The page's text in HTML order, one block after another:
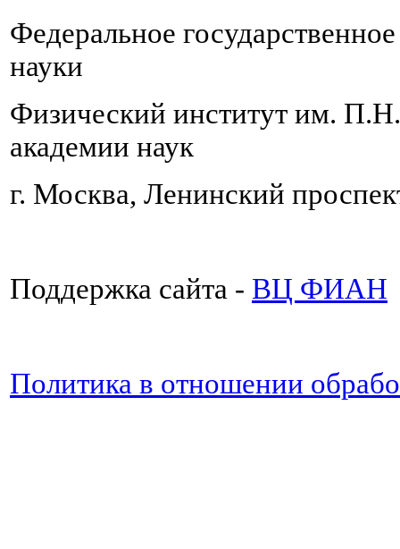
Федеральное
науки
Физический институт им.
академии наук
г. Москва, Ленинский
Поддержка сайта - ВЦ ФИАН
Политика в отношении